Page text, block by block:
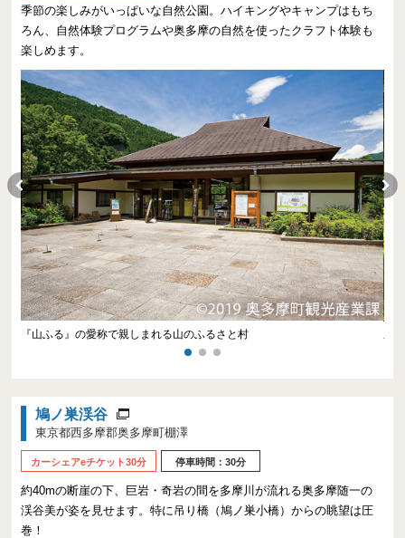
季節の楽しみがいっぱいな自然公園。ハイキングやキャンプはもち
ろん、自然体験プログラムや奥多摩の自然を使ったクラフト体験も
楽しめます。
『山ふる』の愛称で親しまれる山のふるさと村
鳩ノ巣渓谷
東京都西多摩郡奥多摩町棚澤
カーシェアeチケット30分 停車時間：30分
約40mの断崖の下、巨岩・奇岩の間を多摩川が流れる奥多摩随一の
渓谷美が姿を見せます。特に吊り橋（鳩ノ巣小橋）からの眺望は圧
巻！